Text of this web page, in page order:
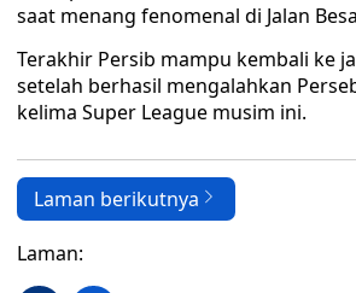
saat menang fenomenal di Jalan
Terakhir Persib mampu kembali ke
setelah berhasil mengalahkan
kelima Super League musim ini.
Laman berikutnya
Laman: